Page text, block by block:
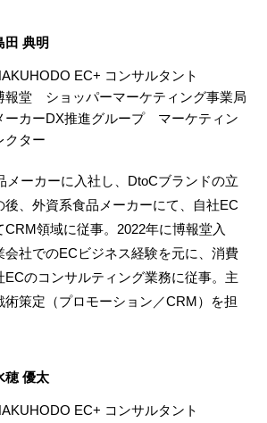
田 典明
EC+ コンサルタント
報堂 ショッパーマーケティング事業局
ーカーDX推進グループ マーケティン
クター
メーカーに入社し、DtoCブランドの立
後、外資系食品メーカーにて、自社EC
領域に従事。2022年に博報堂入
会社でのECビジネス経験を元に、消費
ECのコンサルティング業務に従事。主
術策定（プロモーション／CRM）を担
穂 優太
EC+ コンサルタント